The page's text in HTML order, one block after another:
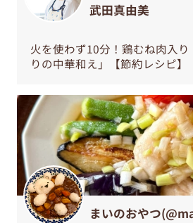
武田真由美
火を使わず10分！鶏むね肉入り
りの中華和え」【節約レシピ】
まいのおやつ